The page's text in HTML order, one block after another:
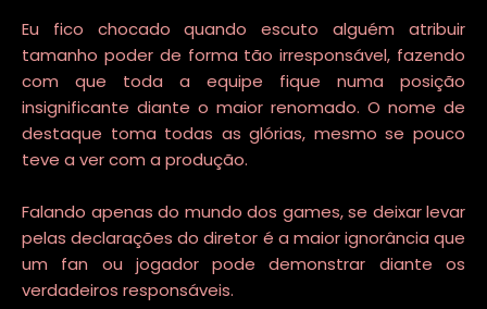
Eu fico chocado quando escuto alguém atribuir
tamanho poder de forma tão irresponsável, fazendo
com que toda a equipe fique numa posição
insignificante diante o maior renomado. O nome de
destaque toma todas as glórias, mesmo se pouco
teve a ver com a produção.
Falando apenas do mundo dos games, se deixar levar
pelas declarações do diretor é a maior ignorância que
um fan ou jogador pode demonstrar diante os
verdadeiros responsáveis.